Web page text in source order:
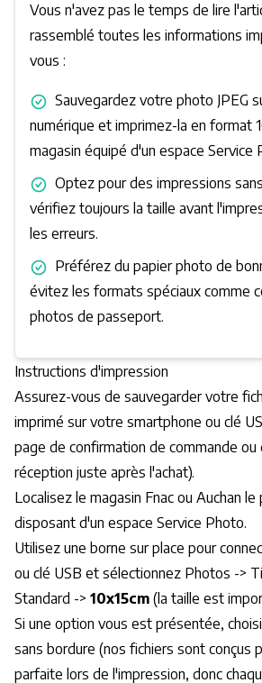
Vous n'avez pas le temps de lire
rassemblé toutes les informations
vous :
Sauvegardez votre photo JPEG
numérique et imprimez-la en format
magasin équipé d'un espace Service
Optez pour des impressions
vérifiez toujours la taille avant
les erreurs.
Préférez du papier photo de
évitez les formats spéciaux comme
photos de passeport.
Instructions d'impression
Assurez-vous de sauvegarder votre
imprimé sur votre smartphone ou clé
page de confirmation de commande
réception juste après l'achat).
Localisez le magasin Fnac ou Auchan le
disposant d'un espace Service Photo.
Utilisez une borne sur place pour
ou clé USB et sélectionnez Photos ->
Standard -> 10x15cm (la taille est
Si une option vous est présentée,
sans bordure (nos fichiers sont conçus
parfaite lors de l'impression, donc